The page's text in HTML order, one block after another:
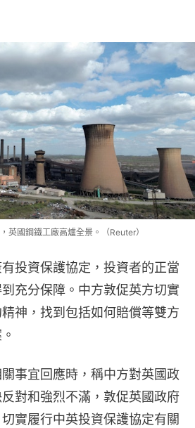
英國鋼鐵工廠高爐全景。（Reuter）
投資保護協定，投資者的正當
充分保障。中方敦促英方切實
神，找到包括如何賠償等雙方
事宜回應時，稱中方對英國政
對和強烈不滿，敦促英國政府
實履行中英投資保護協定有關